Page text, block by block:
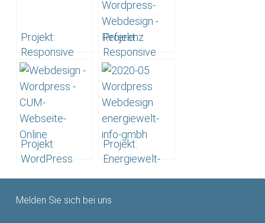
Projekt:
Responsive
Webdesign,
Suchmaschinenoptimierung
–
Zahnarztpraxis
Liermann
Projekt:
Responsive
WordPress
Webdesign –
mypersonaltrainer.berlin
Projekt:
WordPress
– Redner &
Projekt:
Energiewelt-
Webdesign
Melden Sie sich bei uns